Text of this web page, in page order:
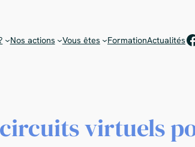
Nos actions Vous êtes FormationActualités
circuits virtuels